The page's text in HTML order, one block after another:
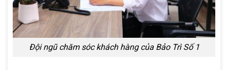
Đội ngũ chăm sóc khách hàng của Bảo Trì Số 1